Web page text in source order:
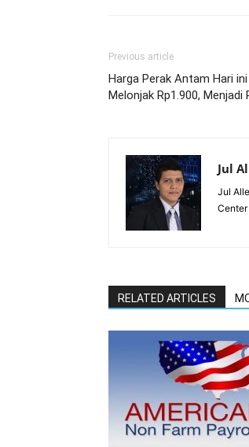
Previous article
Harga Perak Antam Hari
Melonjak Rp1.900, Menjadi
Jul
Jul
Center
RELATED ARTICLES